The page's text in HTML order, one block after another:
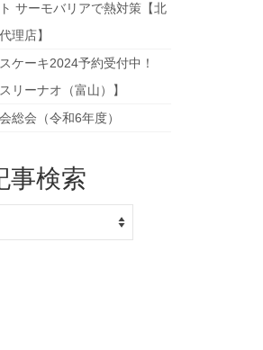
サーモバリアで熱対策【北
理店】
ケーキ2024予約受付中！
リーナオ（富山）】
総会（令和6年度）
事検索